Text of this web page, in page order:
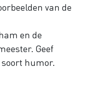
van de
en de
Geef
soort humor.